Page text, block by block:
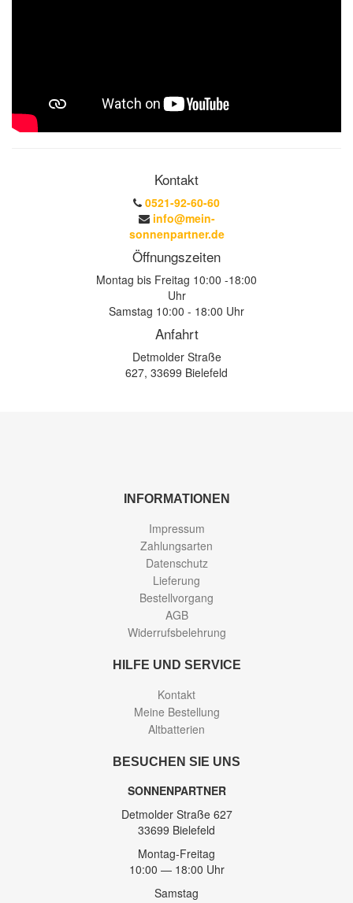
Kontakt
0521-92-60-60
info@mein-
sonnenpartner.de
Öffnungszeiten
Montag bis Freitag 10:00 -18:00
Uhr
Samstag 10:00 - 18:00 Uhr
Anfahrt
Detmolder Straße
627, 33699 Bielefeld
INFORMATIONEN
Impressum
Zahlungsarten
Datenschutz
Lieferung
Bestellvorgang
AGB
Widerrufsbelehrung
HILFE UND SERVICE
Kontakt
Meine Bestellung
Altbatterien
BESUCHEN SIE UNS
SONNENPARTNER
Detmolder Straße 627
33699 Bielefeld
Montag-Freitag
10:00 — 18:00 Uhr
Samstag